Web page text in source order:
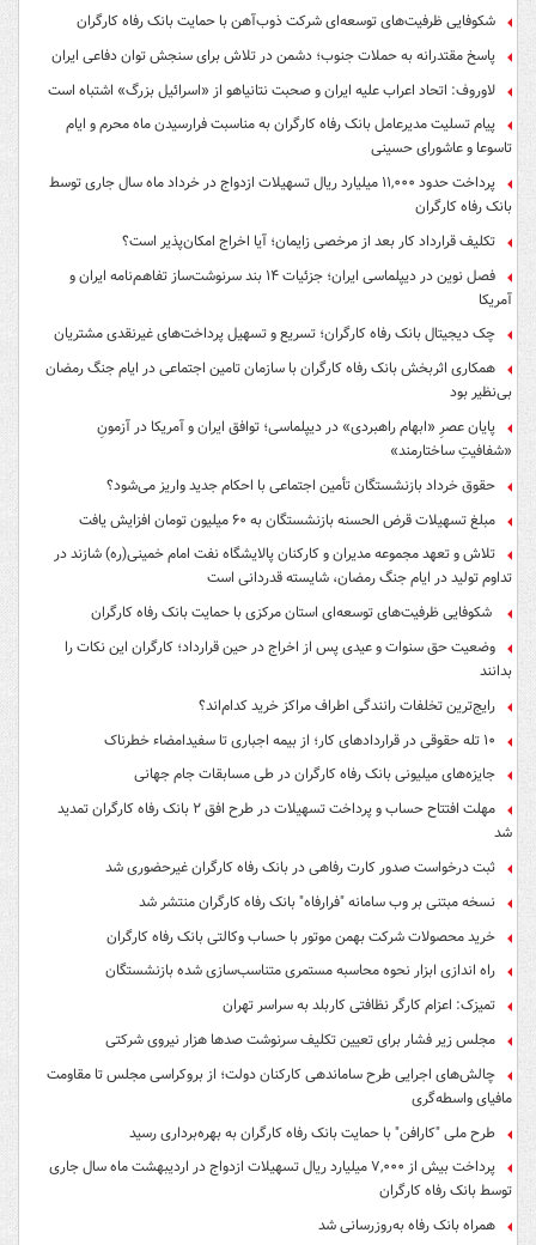
شکوفایی ظرفیت‌های توسعه‌ای شرکت ذوب‌آهن با حمایت‌ بانک رفاه کارگران
پاسخ مقتدرانه به حملات جنوب؛ دشمن در تلاش برای سنجش توان دفاعی ایران
لاوروف: اتحاد اعراب علیه ایران و صحبت نتانیاهو از «اسرائیل بزرگ» اشتباه است
پیام تسلیت مدیرعامل بانک رفاه کارگران به مناسبت فرارسیدن ماه محرم و ایام
تاسوعا و عاشورای حسینی
پرداخت حدود ۱۱,۰۰۰ میلیارد ریال تسهیلات ازدواج در خرداد ماه سال جاری توسط
بانک رفاه کارگران
تکلیف قرارداد کار بعد از مرخصی زایمان؛ آیا اخراج امکان‌پذیر است؟
فصل نوین در دیپلماسی ایران؛ جزئیات ۱۴ بند سرنوشت‌ساز تفاهم‌نامه ایران و
آمریکا
چک دیجیتال بانک رفاه کارگران؛ تسریع و تسهیل پرداخت‌های غیرنقدی مشتریان
همکاری اثربخش بانک رفاه کارگران با سازمان تامین اجتماعی در ایام جنگ رمضان
بی‌نظیر بود
پایان عصرِ «ابهام راهبردی» در دیپلماسی؛ توافق ایران و آمریکا در آزمونِ
«شفافیتِ ساختارمند»
حقوق خرداد بازنشستگان تأمین اجتماعی با احکام جدید واریز می‌شود؟
مبلغ تسهیلات قرض الحسنه بازنشستگان به ۶۰ میلیون تومان افزایش یافت
تلاش و تعهد مجموعه مدیران و کارکنان پالایشگاه نفت امام خمینی(ره) شازند در
تداوم تولید در ایام جنگ رمضان، شایسته قدردانی است
شکوفایی ظرفیت‌های توسعه‌ای استان مرکزی با حمایت بانک رفاه کارگران
وضعیت حق سنوات و عیدی پس از اخراج در حین قرارداد؛ کارگران این نکات را
بدانند
رایج‌ترین تخلفات رانندگی اطراف مراکز خرید کدام‌اند؟
۱۰ تله حقوقی در قراردادهای کار؛ از بیمه اجباری تا سفیدامضاء خطرناک
جایزه‌های میلیونی بانک رفاه کارگران در طی مسابقات جام جهانی
مهلت افتتاح حساب و پرداخت تسهیلات در طرح افق ۲ بانک رفاه کارگران تمدید
شد
ثبت درخواست صدور کارت رفاهی در بانک رفاه کارگران غیرحضوری شد
نسخه مبتنی بر وب سامانه "فرارفاه" بانک رفاه کارگران منتشر شد
خرید محصولات شرکت بهمن موتور با حساب وکالتی بانک رفاه کارگران
راه اندازی ابزار نحوه محاسبه مستمری متناسب‌سازی شده بازنشستگان
تمیزک: اعزام کارگر نظافتی کاربلد به سراسر تهران
مجلس زیر فشار برای تعیین تکلیف سرنوشت صدها هزار نیروی شرکتی
چالش‌های اجرایی طرح ساماندهی کارکنان دولت؛ از بروکراسی مجلس تا مقاومت
مافیای واسطه‌گری
طرح ملی "کارافن" با حمایت بانک رفاه کارگران به بهره‌برداری رسید
پرداخت بیش از ۷,۰۰۰ میلیارد ریال تسهیلات ازدواج در اردیبهشت ماه سال جاری
توسط بانک رفاه کارگران
همراه بانک رفاه به‌روزرسانی شد